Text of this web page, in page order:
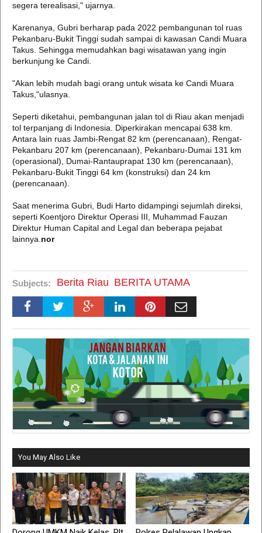
segera terealisasi," ujarnya.
Karenanya, Gubri berharap pada 2022 pembangunan tol ruas
Pekanbaru-Bukit Tinggi sudah sampai di kawasan Candi Muara
Takus. Sehingga memudahkan bagi wisatawan yang ingin
berkunjung ke Candi.
"Akan lebih mudah bagi orang untuk wisata ke Candi Muara
Takus,"ulasnya.
Seperti diketahui, pembangunan jalan tol di Riau akan menjadi
tol terpanjang di Indonesia. Diperkirakan mencapai 638 km.
Antara lain ruas Jambi-Rengat 82 km (perencanaan), Rengat-
Pekanbaru 207 km (perencanaan), Pekanbaru-Dumai 131 km
(operasional), Dumai-Rantauprapat 130 km (perencanaan),
Pekanbaru-Bukit Tinggi 64 km (konstruksi) dan 24 km
(perencanaan).
Saat menerima Gubri, Budi Harto didampingi sejumlah direksi,
seperti Koentjoro Direktur Operasi III, Muhammad Fauzan
Direktur Human Capital and Legal dan beberapa pejabat
lainnya. nor
Subjects: Berita Riau BERITA UTAMA
You May Also Like